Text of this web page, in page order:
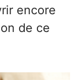
encore
de ce